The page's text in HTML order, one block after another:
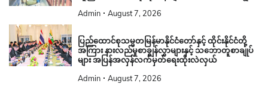
Admin August 7, 2026
ပြည်ထောင်စုသမ္မတမြန်မာနိုင်ငံတော်နှင့် ထိုင်းနိုင်ငံတို့
အကြား နားလည်မှုစာချွန်လွှာများနှင့် သဘောတူစာချုပ်
များ အပြန်အလှန်လက်မှတ်ရေးထိုးလဲလှယ်
Admin August 7, 2026